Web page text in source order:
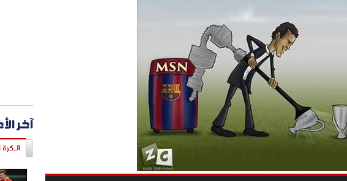
آخر
الـكرة